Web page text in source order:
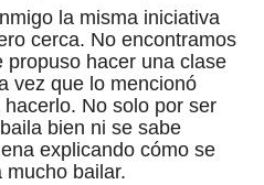
la misma iniciativa
cerca. No encontramos
propuso hacer una clase
vez que lo mencionó
No solo por ser
bien ni se sabe
explicando cómo se
mucho bailar.